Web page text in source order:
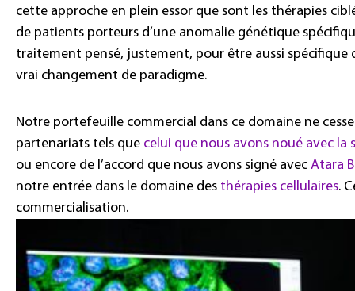
cette approche en plein essor que sont les thérapies
de patients porteurs d’une anomalie génétique
traitement pensé, justement, pour être aussi spécifique
vrai changement de paradigme.
Notre portefeuille commercial dans ce domaine ne
partenariats tels que celui que nous avons noué avec
ou encore de l’accord que nous avons signé avec Atara
notre entrée dans le domaine des thérapies cellulaires.
commercialisation.